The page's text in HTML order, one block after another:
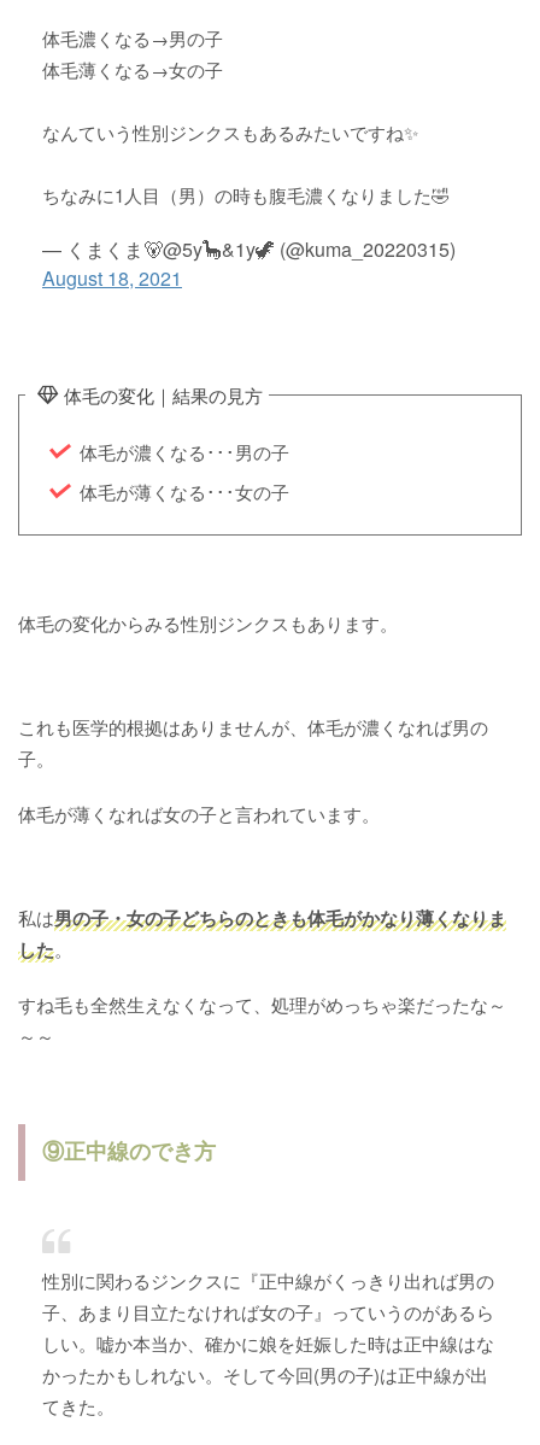
体毛濃くなる→男の子
体毛薄くなる→女の子
なんていう性別ジンクスもあるみたいですね✨
ちなみに1人目（男）の時も腹毛濃くなりました🤣
— くまくま🐻@5y🦕&1y🦖 (@kuma_20220315)
August 18, 2021
体毛の変化｜結果の見方
体毛が濃くなる･･･男の子
体毛が薄くなる･･･女の子
体毛の変化からみる性別ジンクスもあります。
これも医学的根拠はありませんが、体毛が濃くなれば男の
子。
体毛が薄くなれば女の子と言われています。
私は男の子・女の子どちらのときも体毛がかなり薄くなりま
した。
すね毛も全然生えなくなって、処理がめっちゃ楽だったな～
～～
⑨正中線のでき方
性別に関わるジンクスに『正中線がくっきり出れば男の
子、あまり目立たなければ女の子』っていうのがあるら
しい。嘘か本当か、確かに娘を妊娠した時は正中線はな
かったかもしれない。そして今回(男の子)は正中線が出
てきた。